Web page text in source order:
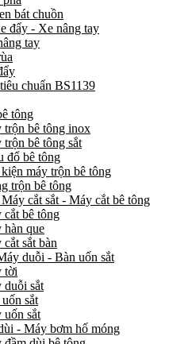
bát chuồn
đẩy - Xe nâng tay
tay
chuẩn BS1139
tông
trộn bê tông inox
trộn bê tông sắt
đổ bê tông
máy trộn bê tông
trộn bê tông
cắt sắt - Máy cắt bê tông
cắt bê tông
hàn que
sắt bàn
duỗi - Bàn uốn sắt
tời
duỗi sắt
sắt
uốn sắt
- Máy bơm hố móng